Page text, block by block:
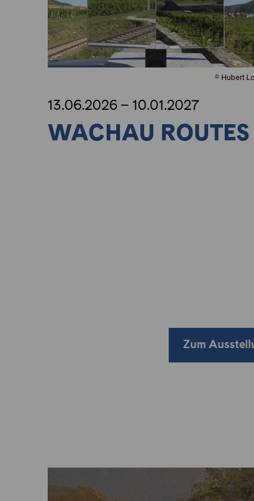
© Hubert
13.06.2026 – 10.01.2027
WACHAU ROUTES
Zum